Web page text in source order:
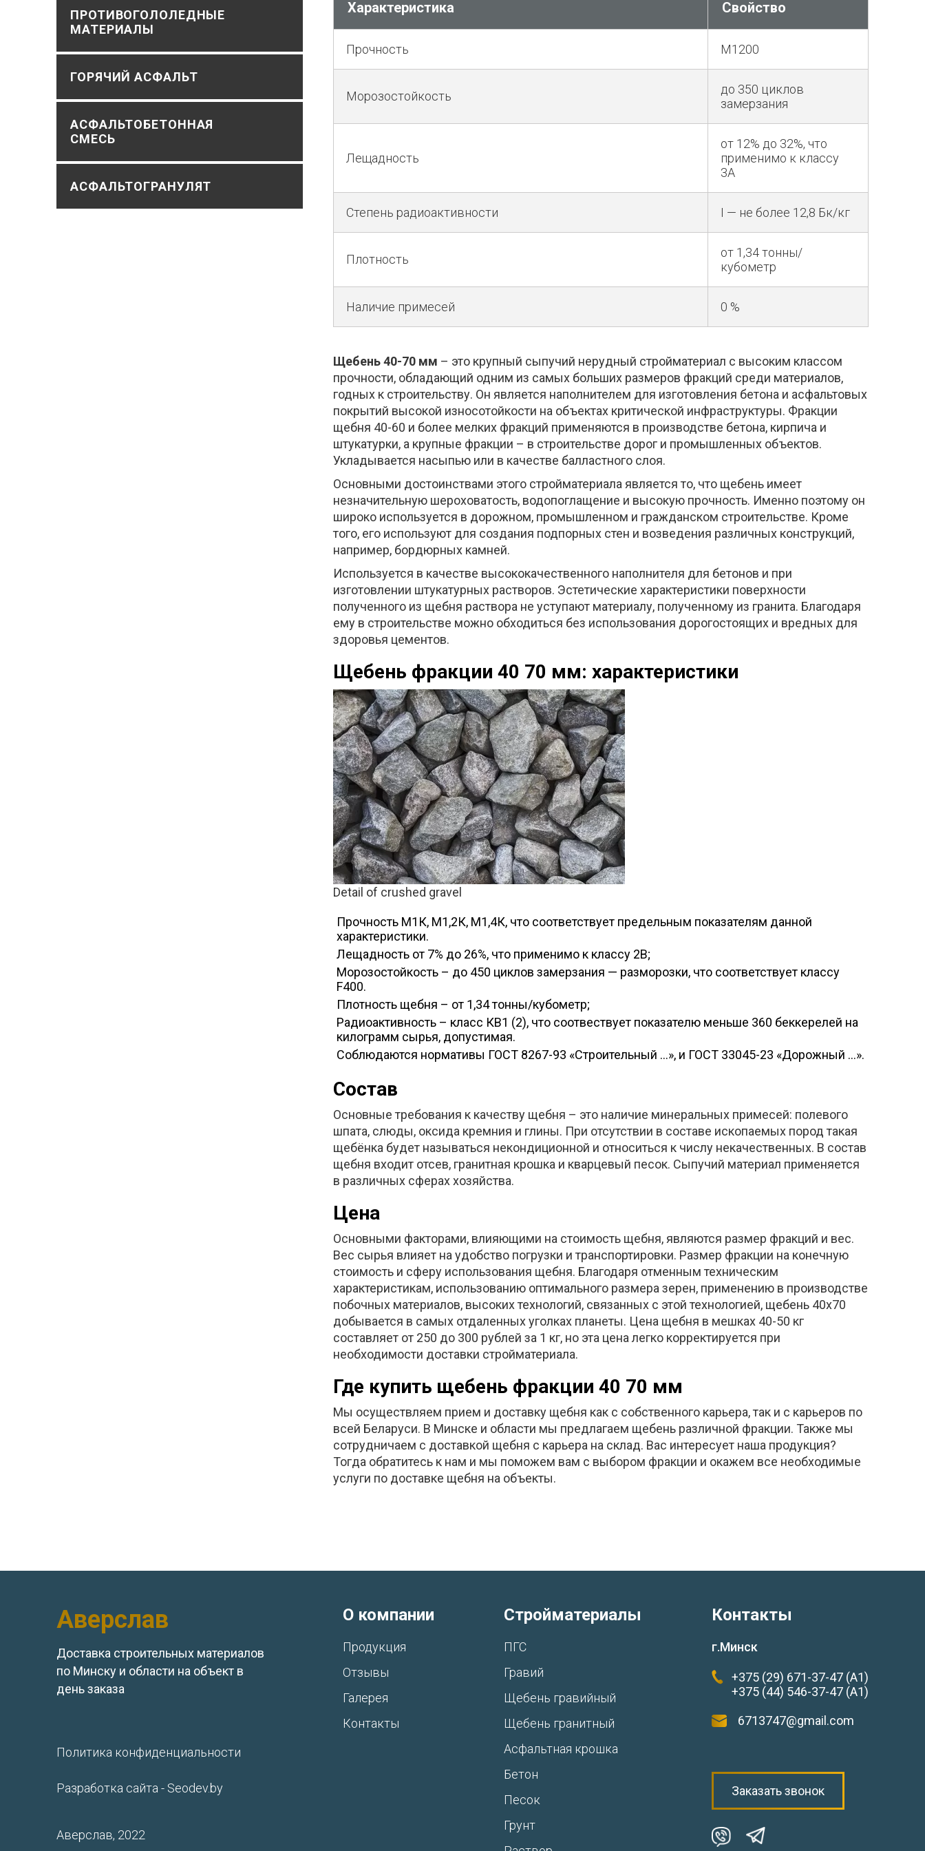
ПРОТИВОГОЛОЛЕДНЫЕ
МАТЕРИАЛЫ
ГОРЯЧИЙ АСФАЛЬТ
АСФАЛЬТОБЕТОННАЯ
СМЕСЬ
АСФАЛЬТОГРАНУЛЯТ
Характеристика Свойство
Прочность М1200
Морозостойкость
до 350 циклов
замерзания
Лещадность
от 12% до 32%, что
применимо к классу
3А
Степень радиоактивности I — не более 12,8 Бк/кг
Плотность
от 1,34 тонны/
кубометр
Наличие примесей 0 %
Щебень 40-70 мм – это крупный сыпучий нерудный стройматериал с высоким классом
прочности, обладающий одним из самых больших размеров фракций среди материалов,
годных к строительству. Он является наполнителем для изготовления бетона и асфальтовых
покрытий высокой износотойкости на объектах критической инфраструктуры. Фракции
щебня 40-60 и более мелких фракций применяются в производстве бетона, кирпича и
штукатурки, а крупные фракции – в строительстве дорог и промышленных объектов.
Укладывается насыпью или в качестве балластного слоя.
Основными достоинствами этого стройматериала является то, что щебень имеет
незначительную шероховатость, водопоглащение и высокую прочность. Именно поэтому он
широко используется в дорожном, промышленном и гражданском строительстве. Кроме
того, его используют для создания подпорных стен и возведения различных конструкций,
например, бордюрных камней.
Используется в качестве высококачественного наполнителя для бетонов и при
изготовлении штукатурных растворов. Эстетические характеристики поверхности
полученного из щебня раствора не уступают материалу, полученному из гранита. Благодаря
ему в строительстве можно обходиться без использования дорогостоящих и вредных для
здоровья цементов.
Щебень фракции 40 70 мм: характеристики
Detail of crushed gravel
Прочность М1К, М1,2К, М1,4К, что соответствует предельным показателям данной
характеристики.
Лещадность от 7% до 26%, что применимо к классу 2B;
Морозостойкость – до 450 циклов замерзания — разморозки, что соответствует классу
F400.
Плотность щебня – от 1,34 тонны/кубометр;
Радиоактивность – класс КВ1 (2), что соотвествует показателю меньше 360 беккерелей на
килограмм сырья, допустимая.
Соблюдаются нормативы ГОСТ 8267-93 «Строительный …», и ГОСТ 33045-23 «Дорожный …».
Состав
Основные требования к качеству щебня – это наличие минеральных примесей: полевого
шпата, слюды, оксида кремния и глины. При отсутствии в составе ископаемых пород такая
щебёнка будет называться некондиционной и относиться к числу некачественных. В состав
щебня входит отсев, гранитная крошка и кварцевый песок. Сыпучий материал применяется
в различных сферах хозяйства.
Цена
Основными факторами, влияющими на стоимость щебня, являются размер фракций и вес.
Вес сырья влияет на удобство погрузки и транспортировки. Размер фракции на конечную
стоимость и сферу использования щебня. Благодаря отменным техническим
характеристикам, использованию оптимального размера зерен, применению в производстве
побочных материалов, высоких технологий, связанных с этой технологией, щебень 40х70
добывается в самых отдаленных уголках планеты. Цена щебня в мешках 40-50 кг
составляет от 250 до 300 рублей за 1 кг, но эта цена легко корректируется при
необходимости доставки стройматериала.
Где купить щебень фракции 40 70 мм
Мы осуществляем прием и доставку щебня как с собственного карьера, так и с карьеров по
всей Беларуси. В Минске и области мы предлагаем щебень различной фракции. Также мы
сотрудничаем с доставкой щебня с карьера на склад. Вас интересует наша продукция?
Тогда обратитесь к нам и мы поможем вам с выбором фракции и окажем все необходимые
услуги по доставке щебня на объекты.
Аверслав
Доставка строительных материалов
по Минску и области на объект в
день заказа
Политика конфиденциальности
Разработка сайта - Seodev.by
Аверслав, 2022
О компании
Продукция
Отзывы
Галерея
Контакты
Стройматериалы
ПГС
Гравий
Щебень гравийный
Щебень гранитный
Асфальтная крошка
Бетон
Песок
Грунт
Контакты
г.Минск
+375 (29) 671-37-47 (А1)
+375 (44) 546-37-47 (А1)
6713747@gmail.com
Заказать звонок